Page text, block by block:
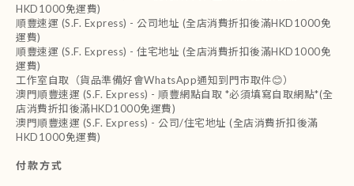
HKD1000免運費)
順豐速運 (S.F. Express) - 公司地址 (全店消費折扣後滿HKD1000免
運費)
順豐速運 (S.F. Express) - 住宅地址 (全店消費折扣後滿HKD1000免
運費)
工作室自取（貨品準備好會WhatsApp通知到門市取件😊）
澳門順豐速運 (S.F. Express) - 順豐網點自取 *必須填寫自取網點*(全
店消費折扣後滿HKD1000免運費)
澳門順豐速運 (S.F. Express) - 公司/住宅地址 (全店消費折扣後滿
HKD1000免運費)
付款方式